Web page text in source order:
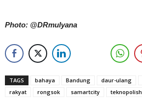
Photo: @DRmulyana
TAGS bahaya Bandung daur-ulang
rakyat
rongsok samartcity teknopolish